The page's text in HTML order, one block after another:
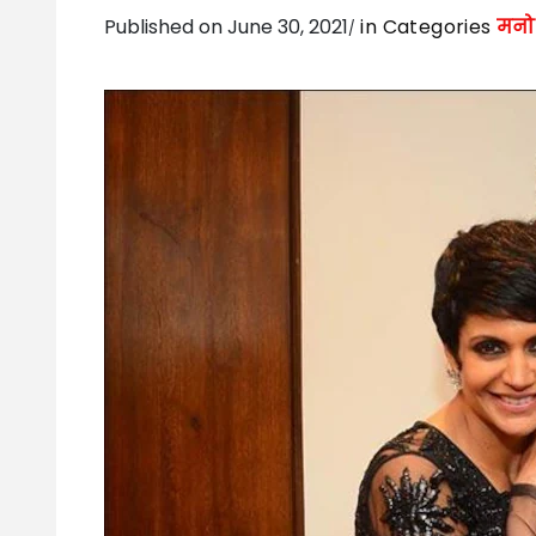
Published on June 30, 2021 in Categories